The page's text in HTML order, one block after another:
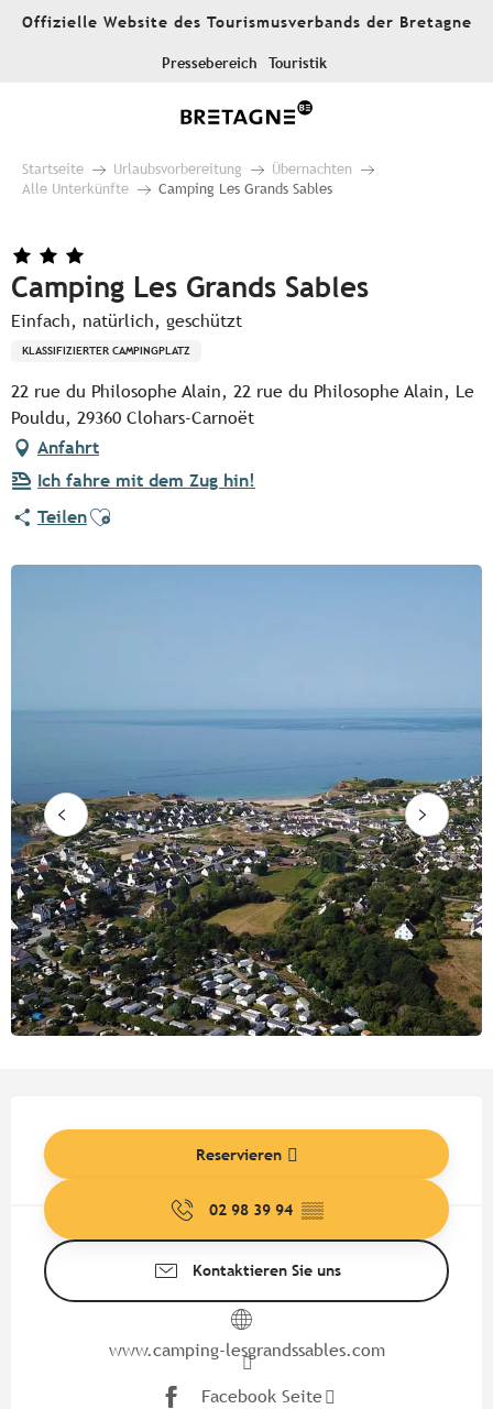
AllerOffizielle Website des Tourismusverbands der Bretagne
Pressebereich Touristik
Startseite Urlaubsvorbereitung
Übernachten
Alle Unterkünfte
Camping Les Grands Sables
Camping Les Grands Sables
Einfach, natürlich, geschützt
KLASSIFIZIERTER CAMPINGPLATZ
22 rue du Philosophe Alain, 22 rue du Philosophe Alain, Le
Pouldu, 29360 Clohars-Carnoët
Anfahrt
Ich fahre mit dem Zug hin!
TeilenAjouter aux favoris
Reservieren
02 98 39 94 ▒▒
Kontaktieren Sie uns
www.camping-lesgrandssables.com
Facebook Seite